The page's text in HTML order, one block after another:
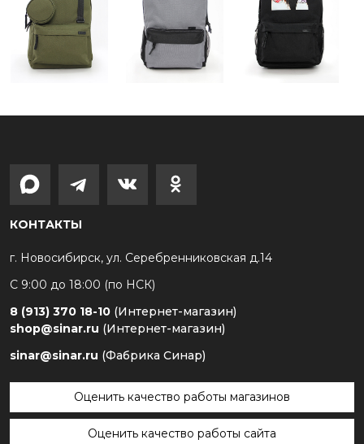
КОНТАКТЫ
г. Новосибирск, ул. Серебренниковская д.14
С 9:00 до 18:00 (по НСК)
8 (913) 370 18-10 (Интернет-магазин)
shop@sinar.ru (Интернет-магазин)
sinar@sinar.ru (Фабрика Синар)
Оценить качество работы магазинов
Оценить качество работы сайта